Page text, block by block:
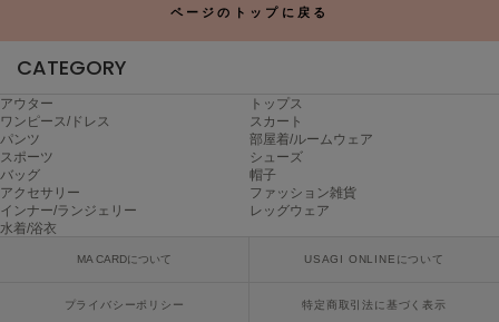
NIKE
ナイキ
NOWNS
ナウンス
null.
ヌル
ページのトップに戻る
CATEGORY
アウター
トップス
ワンピース/ドレス
スカート
パンツ
部屋着/ルームウェア
スポーツ
シューズ
バッグ
帽子
アクセサリー
ファッション雑貨
インナー/ランジェリー
レッグウェア
水着/浴衣
MA CARDについて USAGI ONLINEについて
プライバシーポリシー 特定商取引法に基づく表示